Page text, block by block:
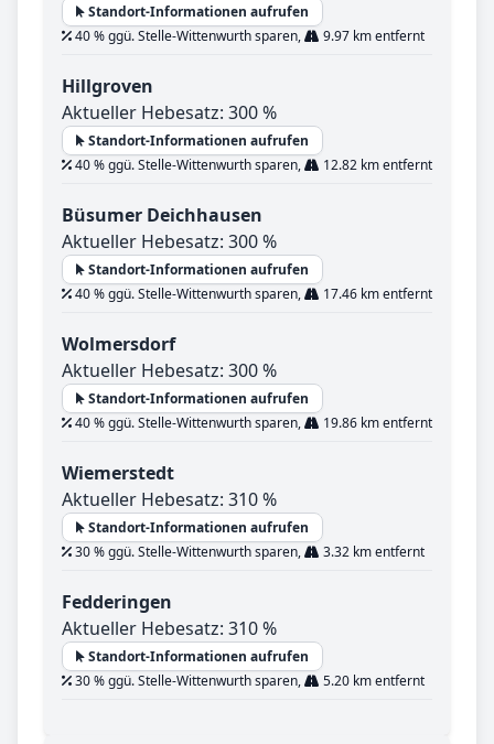
Standort-Informationen aufrufen
40 % ggü. Stelle-Wittenwurth sparen,
9.97 km entfernt
Hillgroven
Aktueller Hebesatz: 300 %
Standort-Informationen aufrufen
40 % ggü. Stelle-Wittenwurth sparen,
12.82 km entfernt
Büsumer Deichhausen
Aktueller Hebesatz: 300 %
Standort-Informationen aufrufen
40 % ggü. Stelle-Wittenwurth sparen,
17.46 km entfernt
Wolmersdorf
Aktueller Hebesatz: 300 %
Standort-Informationen aufrufen
40 % ggü. Stelle-Wittenwurth sparen,
19.86 km entfernt
Wiemerstedt
Aktueller Hebesatz: 310 %
Standort-Informationen aufrufen
30 % ggü. Stelle-Wittenwurth sparen,
3.32 km entfernt
Fedderingen
Aktueller Hebesatz: 310 %
Standort-Informationen aufrufen
30 % ggü. Stelle-Wittenwurth sparen,
5.20 km entfernt